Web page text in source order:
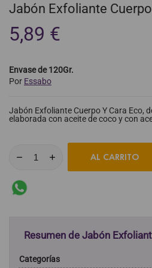
Jabón Exfoliante
5,89 €
Envase de 120Gr.
Por Essabo
Jabón Exfoliante Cuerpo Y Cara Eco,
elaborada con aceite de coco y con
AL CARRITO
Resumen de Jabón
Categorías